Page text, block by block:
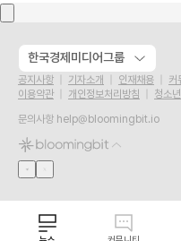
한국경제미디어그룹
공지사항 기자소개 인재채용
커
이용약관
개인정보처리방침 청소
문의사항 help@bloomingbit.io
뉴스 커뮤니티